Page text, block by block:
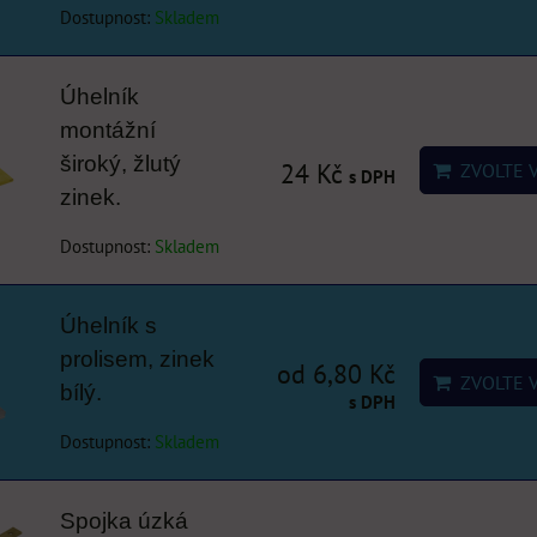
Dostupnost: Skladem
Úhelník
montážní
široký, žlutý
zinek.
Dostupnost: Skladem
24 Kč s DPH ZVOLTE
Úhelník s
prolisem, zinek
bílý.
Dostupnost: Skladem
od 6,80 Kč
s DPH
ZVOLTE
Spojka úzká